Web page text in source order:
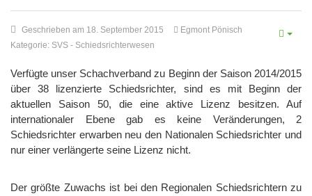
Geschrieben am 18. September 2015
Egmont Pönisch
Kategorie: SVS - Schiedsrichterwesen
Verfügte unser Schachverband zu Beginn der Saison 2014/2015
über 38 lizenzierte Schiedsrichter, sind es mit Beginn der
aktuellen Saison 50, die eine aktive Lizenz besitzen. Auf
internationaler Ebene gab es keine Veränderungen, 2
Schiedsrichter erwarben neu den Nationalen Schiedsrichter und
nur einer verlängerte seine Lizenz nicht.
Der größte Zuwachs ist bei den Regionalen Schiedsrichtern zu